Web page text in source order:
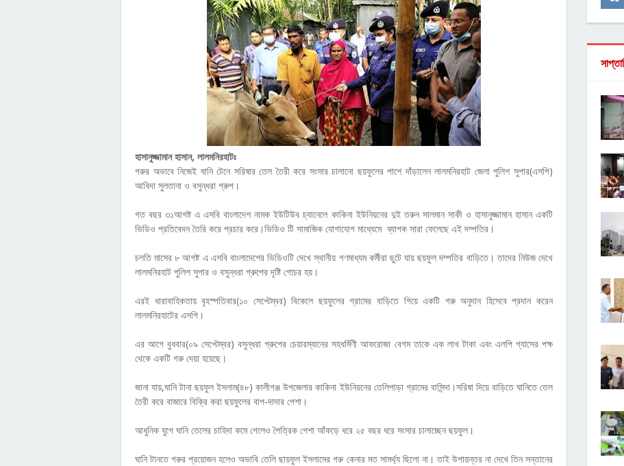
হাসানুজ্জামান হাসান, লালমনিরহাটঃ
গরুর অভাবে নিজেই ঘানি টেনে সরিষার তেল তৈরী করে সংসার চালানো ছয়ফুলের পাশে দাঁড়ালেন লালমনিরহাট জেলা পুলিশ সুপার(এসপি)
আবিদা সুলতানা ও বসুন্ধরা গ্রুপ।
গত বছর ৩১আগষ্ট এ এসবি বাংলাদেশ নামক ইউটিউব চ্যানেলে কাকিনা ইউনিয়নের দুই তরুন সালমান সাকী ও হাসানুজ্জামান হাসান একটি
ভিডিও প্রতিবেদন তৈরি করে প্রচার করে।ভিডিও টি সামাজিক যোগাযোগ মাধ্যেমে ব্যাপক সারা ফেলেছে এই দম্পতির।
চলতি মাসের ৮ আগষ্ট এ এসবি বাংলাদেশের ভিডিওটি দেখে স্থানীয় গণমাধ্যম কর্মীরা ছুটে যায় ছয়ফুল দম্পতির বাড়িতে। তাদের নিউজ দেখে
লালমনিরহাট পুলিশ সুপার ও বসুন্ধরা গ্রুপের দৃষ্টি গোচর হয়।
এরই ধারাবাহিকতায় বৃহস্পতিবার(১০ সেপ্টেম্বর) বিকেলে ছয়ফুলের গ্রামের বাড়িতে গিয়ে একটি গরু অনুদান হিসেবে প্রদান করেন
লালমনিরহাটের এসপি।
এর আগে বুধবার(০৯ সেপ্টেম্বর) বসুন্ধরা গ্রুপের চেয়ারম্যানের সহধর্মিণী আফরোজা বেগম তাকে এক লাখ টাকা এবং এলপি গ্যাসের পক্ষ
থেকে একটি গরু দেয়া হয়েছে।
জানা যায়,ঘানি টানা ছয়ফুল ইসলাম(৪৮) কালীগঞ্জ উপজেলার কাকিনা ইউনিয়নের তেলিপাড়া গ্রামের বাসিন্দা।সরিষা দিয়ে বাড়িতে ঘানিতে তেল
তৈরী করে বাজারে বিক্রি করা ছয়ফুলের বাপ-দাদার পেশা।
আধুনিক যুগে ঘানি তেলের চাহিদা কমে গেলেও পৈত্রিক পেশা আঁকড়ে ধরে ২৫ বছর ধরে সংসার চালাচ্ছেন ছয়ফুল।
ঘানি টানতে গরুর প্রয়োজন হলেও অভাবি তেলি ছায়ফুল ইসলামের গরু কেনার মত সামর্থ্য ছিলো না। তাই উপায়ন্তর না দেখে তিন সন্তানের